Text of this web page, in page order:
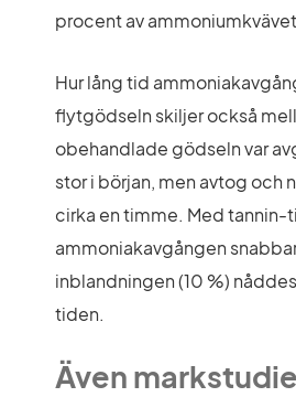
procent av
Hur lång tid
flytgödseln skiljer också
obehandlade gödseln var
stor i början, men avtog och
cirka en timme. Med tannin-
ammoniakavgången
inblandningen (10 %)
tiden.
Även